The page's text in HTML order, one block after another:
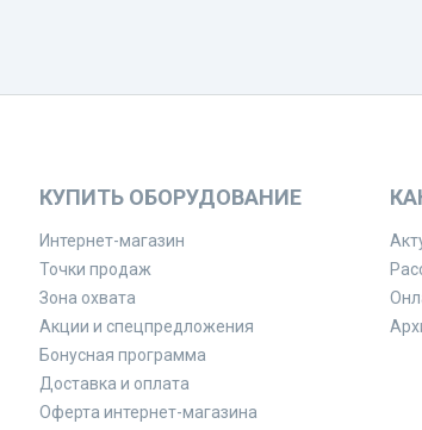
КУПИТЬ ОБОРУДОВАНИЕ
Интернет-магазин
Точки продаж
Зона охвата
Акции и спецпредложения
Бонусная программа
Доставка и оплата
Оферта интернет-магазина